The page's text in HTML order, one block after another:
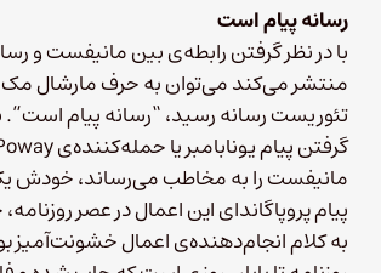
رسانه پیام است
با در نظر گرفتن رابطه‌ی بین مانیفست و
منتشر می‌کند می‌توان به حرف مارشال
تئوریست رسانه رسید، “رسانه پیام است”.
مانیفست را به مخاطب می‌رساند، خودش
پیام پروپاگاندای این اعمال در عصر
به کلام انجام‌دهنده‌ی اعمال خشونت‌آمیز